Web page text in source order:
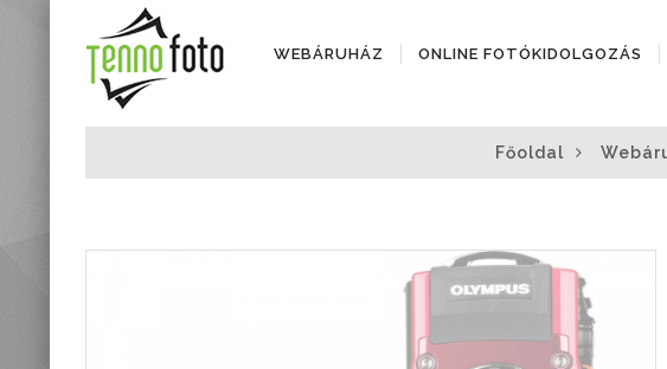
WEBÁRUHÁZ
Objektívek
Áramforrások
Tisztító eszközök
ONLINE FOTÓKIDOLGOZÁS
Főoldal